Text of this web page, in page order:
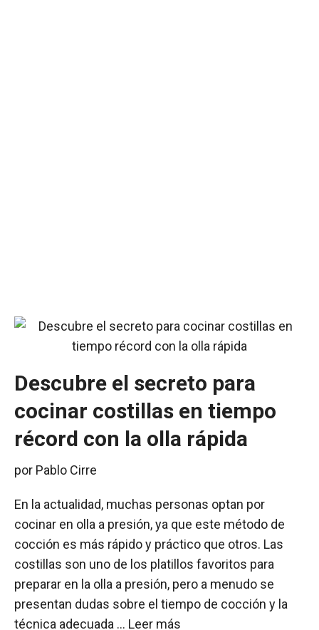
Descubre el secreto para
cocinar costillas en tiempo
récord con la olla rápida
por Pablo Cirre
En la actualidad, muchas personas optan por
cocinar en olla a presión, ya que este método de
cocción es más rápido y práctico que otros. Las
costillas son uno de los platillos favoritos para
preparar en la olla a presión, pero a menudo se
presentan dudas sobre el tiempo de cocción y la
técnica adecuada … Leer más